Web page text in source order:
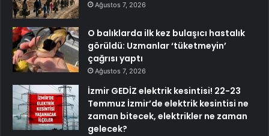
Ağustos 7, 2026
O balıklarda ilk kez bulaşıcı hastalık
görüldü: Uzmanlar ‘tüketmeyin’
çağrısı yaptı
Ağustos 7, 2026
İzmir GEDİZ elektrik kesintisi! 22-23
Temmuz İzmir’de elektrik kesintisi ne
zaman bitecek, elektrikler ne zaman
gelecek?